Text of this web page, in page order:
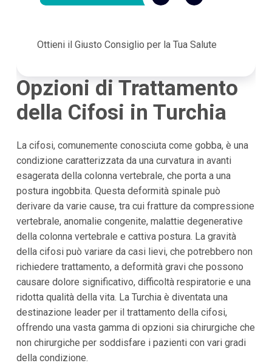
Ottieni il Giusto Consiglio per la Tua Salute
Opzioni di Trattamento
della Cifosi in Turchia
La cifosi, comunemente conosciuta come gobba, è una
condizione caratterizzata da una curvatura in avanti
esagerata della colonna vertebrale, che porta a una
postura ingobbita. Questa deformità spinale può
derivare da varie cause, tra cui fratture da compressione
vertebrale, anomalie congenite, malattie degenerative
della colonna vertebrale e cattiva postura. La gravità
della cifosi può variare da casi lievi, che potrebbero non
richiedere trattamento, a deformità gravi che possono
causare dolore significativo, difficoltà respiratorie e una
ridotta qualità della vita. La Turchia è diventata una
destinazione leader per il trattamento della cifosi,
offrendo una vasta gamma di opzioni sia chirurgiche che
non chirurgiche per soddisfare i pazienti con vari gradi
della condizione.